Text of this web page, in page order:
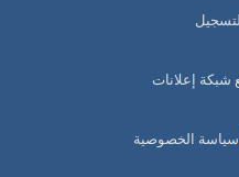
شبكة إعلانات
سياسة الخصوصية